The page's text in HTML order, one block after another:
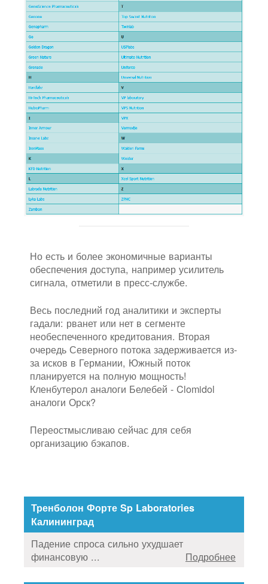
Но есть и более экономичные варианты
обеспечения доступа, например усилитель
сигнала, отметили в пресс-службе.
Весь последний год аналитики и эксперты
гадали: рванет или нет в сегменте
необеспеченного кредитования. Вторая
очередь Северного потока задерживается из-
за исков в Германии, Южный поток
планируется на полную мощность!
Кленбутерол аналоги Белебей - Clomidol
аналоги Орск?
Переостмысливаю сейчас для себя
организацию бэкапов.
Тренболон Форте Sp Laboratories
Калининград
Падение спроса сильно ухудшает
финансовую ...
Подробнее